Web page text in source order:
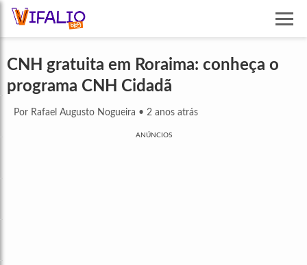
CNH gratuita em Roraima: conheça o
programa CNH Cidadã
Por Rafael Augusto Nogueira • 2 anos atrás
ANÚNCIOS